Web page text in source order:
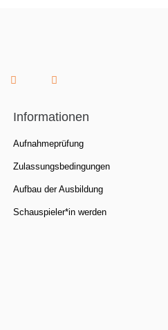
Informationen
Aufnahmeprüfung
Zulassungsbedingungen
Aufbau der Ausbildung
Schauspieler*in werden